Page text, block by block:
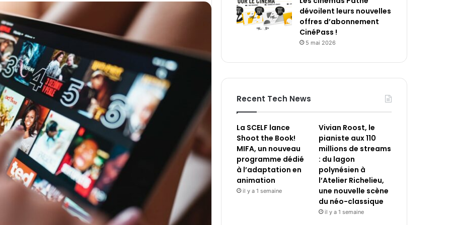
dévoilent leurs nouvelles
offres d’abonnement
CinéPass !
5 mai 2026
Recent Tech News
La SCELF lance
Shoot the Book!
MIFA, un nouveau
programme dédié
à l’adaptation en
animation
il y a 1 semaine
Vivian Roost, le
pianiste aux 110
millions de streams
: du lagon
polynésien à
l’Atelier Richelieu,
une nouvelle scène
du néo-classique
il y a 1 semaine